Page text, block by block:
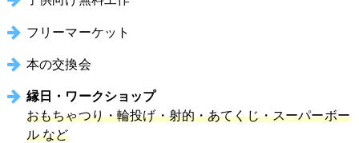
フリーマーケット
本の交換会
縁日・ワークショップ
おもちゃつり・輪投げ・射的・あてくじ・スーパーボー
ル など